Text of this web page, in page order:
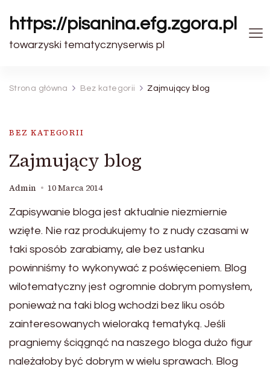
https://pisanina.efg.zgora.pl
towarzyski tematycznyserwis pl
Strona główna Bez kategorii Zajmujący blog
BEZ KATEGORII
Zajmujący blog
Admin 10 Marca 2014
Zapisywanie bloga jest aktualnie niezmiernie
wzięte. Nie raz produkujemy to z nudy czasami w
taki sposób zarabiamy, ale bez ustanku
powinniśmy to wykonywać z poświęceniem. Blog
wilotematyczny jest ogromnie dobrym pomysłem,
ponieważ na taki blog wchodzi bez liku osób
zainteresowanych wieloraką tematyką. Jeśli
pragniemy ściągnąć na naszego bloga dużo figur
należałoby być dobrym w wielu sprawach. Blog